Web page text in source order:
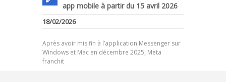
app mobile à partir du 15 avril 2026
18/02/2026
Après avoir mis fin à l’application Messenger sur
Windows et Mac en décembre 2025, Meta
franchit